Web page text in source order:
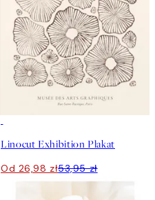
Linocut Exhibition Plakat
Od 26,98 zł53,95 zł